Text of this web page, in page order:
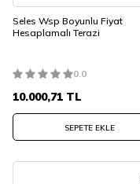
Seles Wsp Boyunlu Fiyat
Hesaplamalı Terazi
0.0
10.000,71 TL
SEPETE EKLE